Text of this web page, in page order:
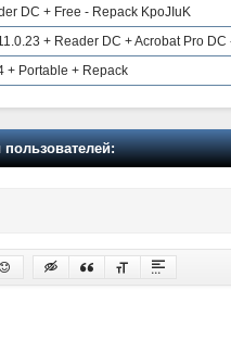
DC + Free - Repack KpoJIuK
+ Reader DC + Acrobat Pro
+ Portable + Repack